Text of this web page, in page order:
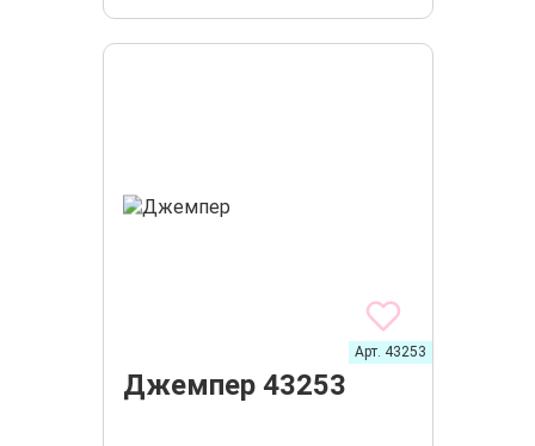
Джемпер 43253
Арт. 43253